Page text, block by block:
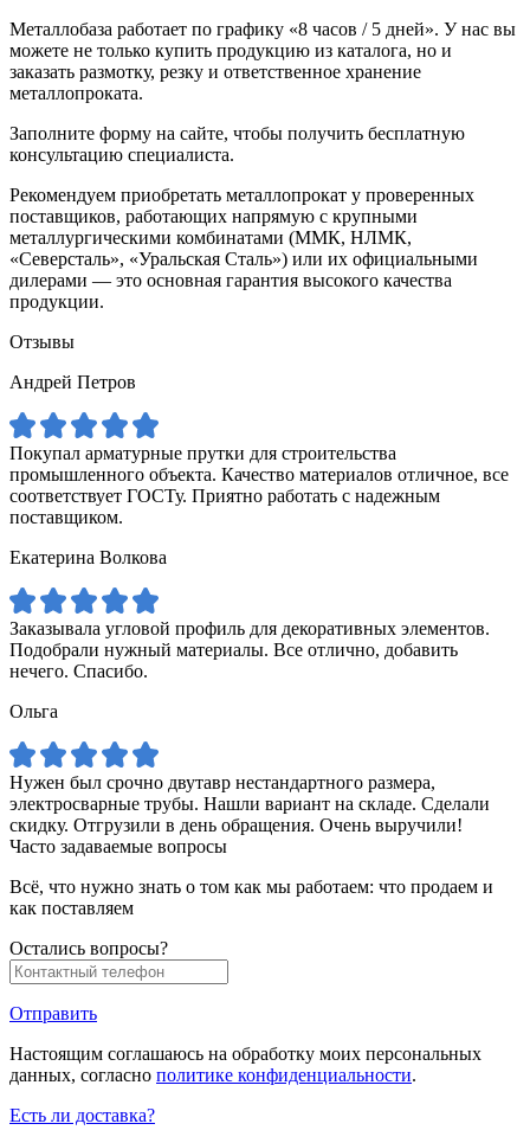
Металлобаза работает по графику «8 часов / 5 дней». У нас вы
можете не только купить продукцию из каталога, но и
заказать размотку, резку и ответственное хранение
металлопроката.
Заполните форму на сайте, чтобы получить бесплатную
консультацию специалиста.
Рекомендуем приобретать металлопрокат у проверенных
поставщиков, работающих напрямую с крупными
металлургическими комбинатами (ММК, НЛМК,
«Северсталь», «Уральская Сталь») или их официальными
дилерами — это основная гарантия высокого качества
продукции.
Отзывы
Андрей Петров
Покупал арматурные прутки для строительства
промышленного объекта. Качество материалов отличное, все
соответствует ГОСТу. Приятно работать с надежным
поставщиком.
Екатерина Волкова
Заказывала угловой профиль для декоративных элементов.
Подобрали нужный материалы. Все отлично, добавить
нечего. Спасибо.
Ольга
Нужен был срочно двутавр нестандартного размера,
электросварные трубы. Нашли вариант на складе. Сделали
скидку. Отгрузили в день обращения. Очень выручили!
Часто задаваемые вопросы
Всё, что нужно знать о том как мы работаем: что продаем и
как поставляем
Остались вопросы?
Отправить
Настоящим соглашаюсь на обработку моих персональных
данных, согласно политике конфиденциальности.
Есть ли доставка?